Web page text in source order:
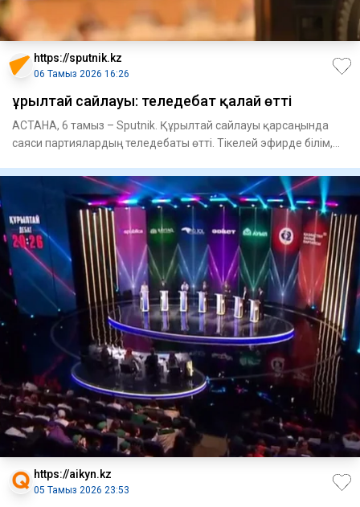
https://sputnik.kz
06 Тамыз 2026 16:26
Құрылтай сайлауы: теледебат қалай өтті
АСТАНА, 6 тамыз – Sputnik. Құрылтай сайлауы қарсаңында
саяси партиялардың теледебаты өтті. Тікелей эфирде білім,
https://aikyn.kz
05 Тамыз 2026 23:53